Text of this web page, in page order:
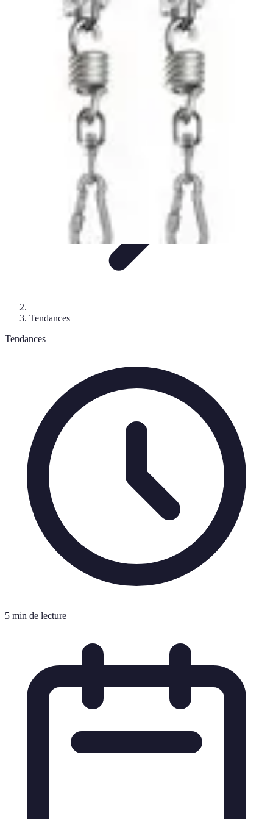
Tech Culture Mag
Culture NumériqueTendances
Éducation et
MusiqueCryptomonnaies
Tech Culture Mag
Tendances
Tendances
5 min de lecture